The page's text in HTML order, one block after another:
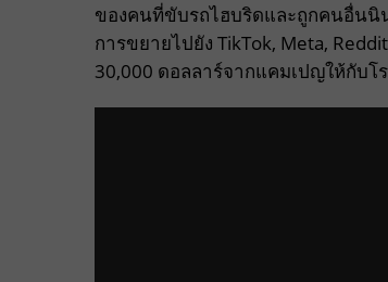
ของคนที่ขับรถไฮบริดและถูกคนอื่นนิ
การขยายไปยัง TikTok, Meta,
30,000 ดอลลาร์จากแคมเปญให้กับ